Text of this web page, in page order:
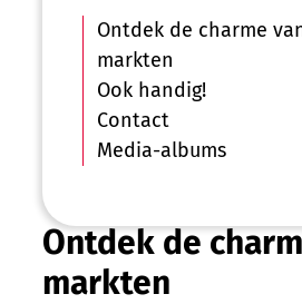
Ontdek de charme
markten
Ook handig!
Contact
Media-albums
Ontdek de
markten